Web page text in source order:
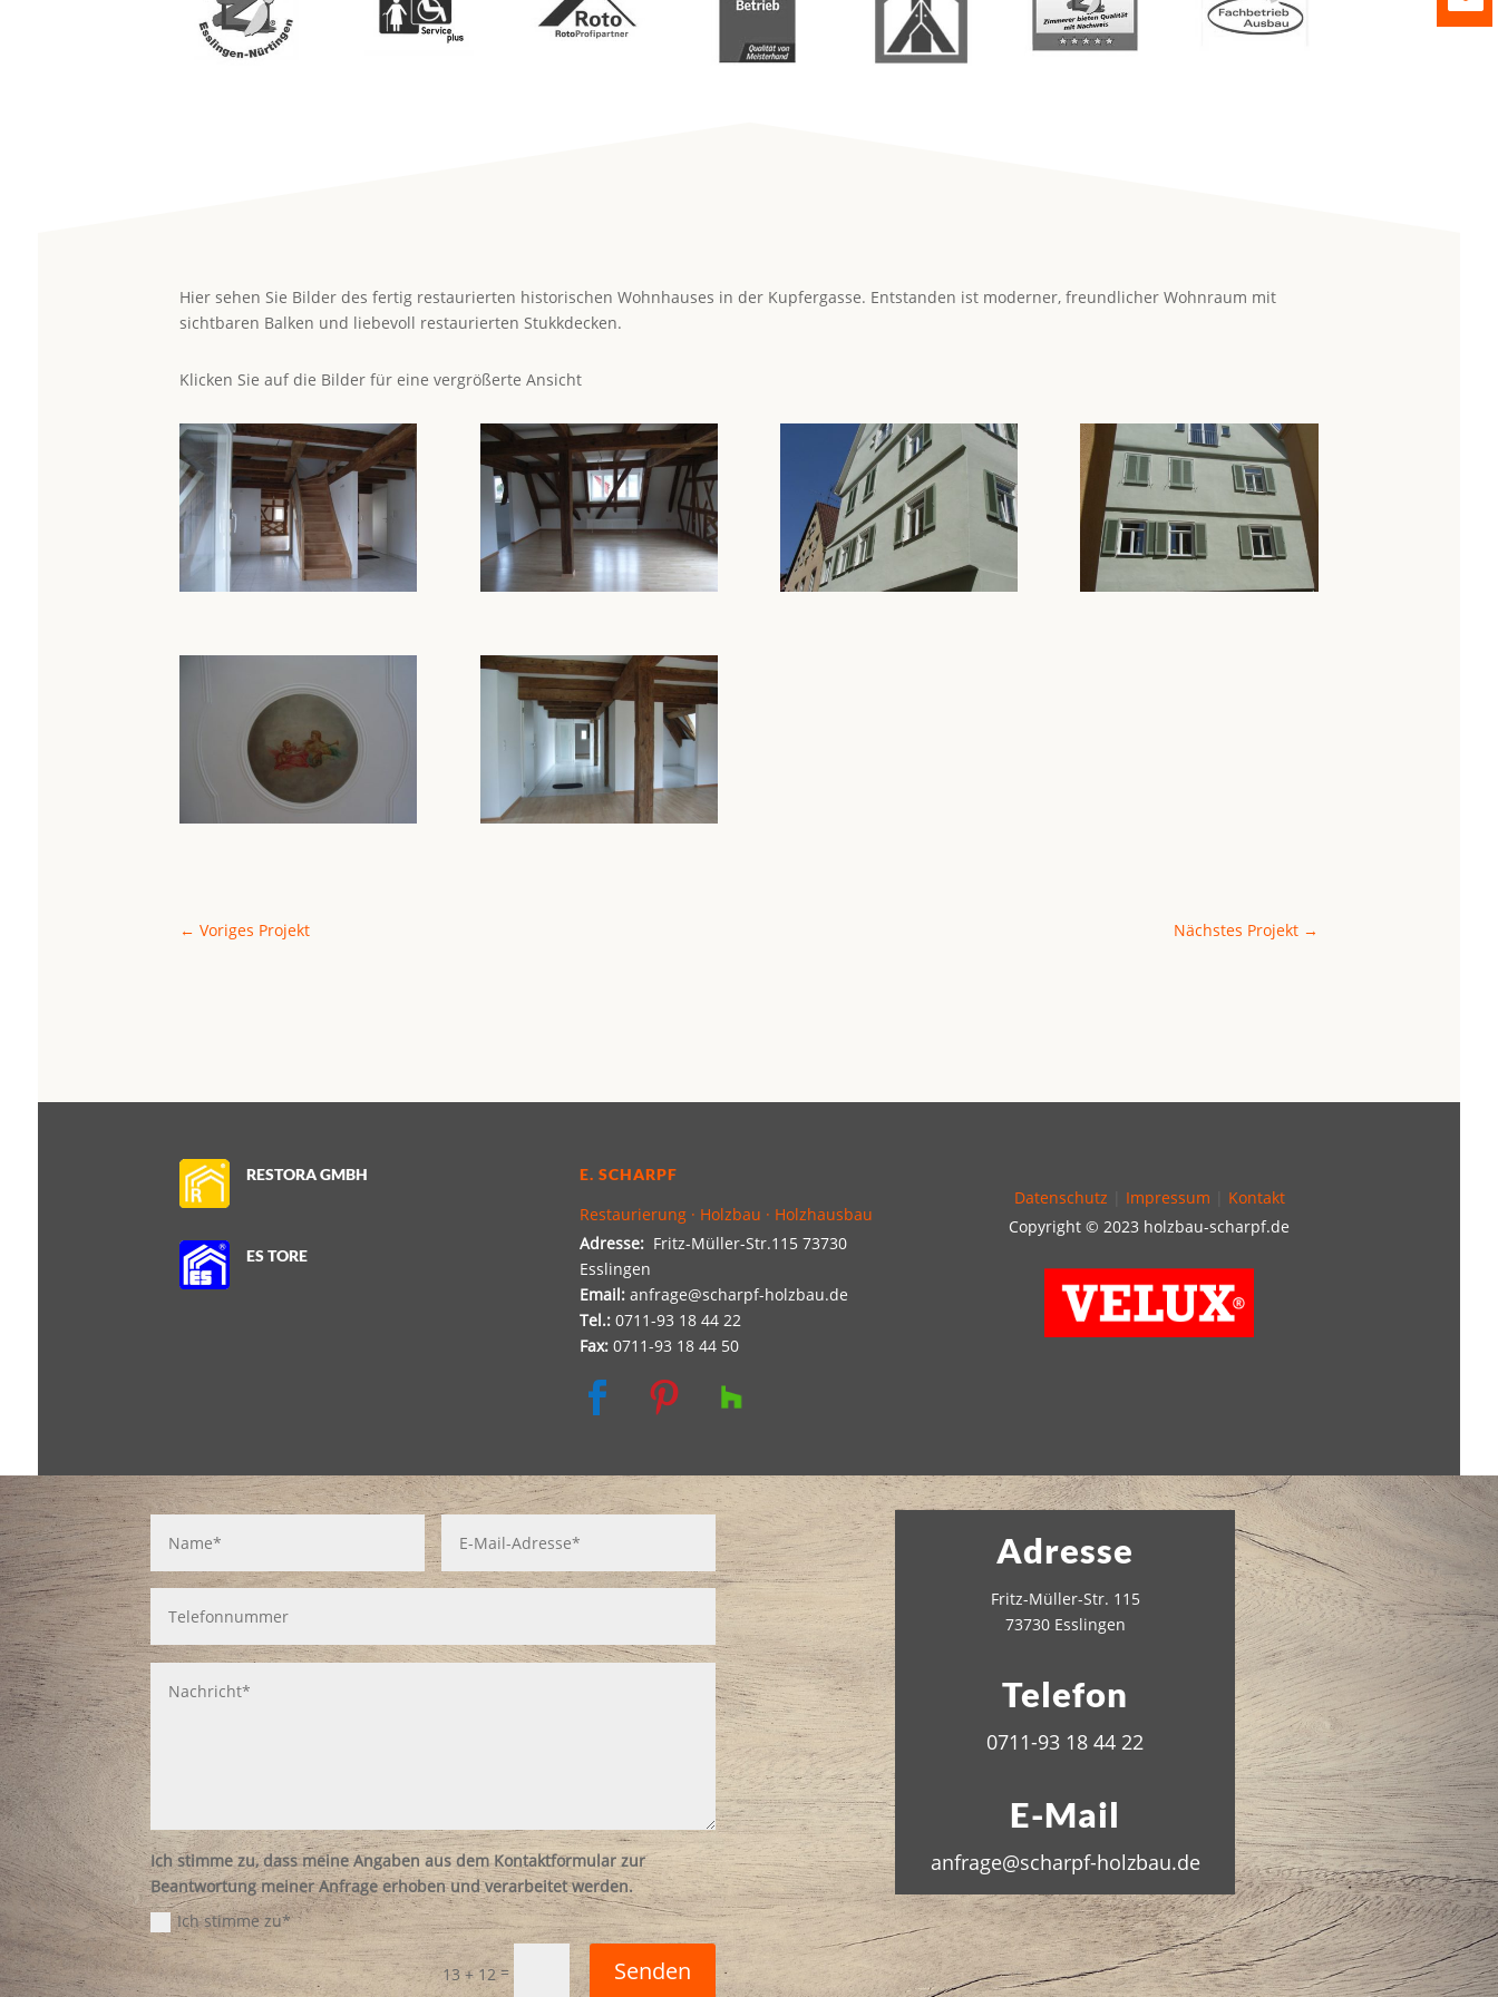
Hier sehen Sie Bilder des fertig restaurierten historischen Wohnhauses in der Kupfergasse. Entstanden ist moderner, freundlicher Wohnraum mit
sichtbaren Balken und liebevoll restaurierten Stukkdecken.
Klicken Sie auf die Bilder für eine vergrößerte Ansicht
←Voriges Projekt Nächstes Projekt→
RESTORA GMBH
ES TORE
E. SCHARPF
Restaurierung · Holzbau · Holzhausbau
Adresse: Fritz-Müller-Str.115 73730
Esslingen
Email: anfrage@scharpf-holzbau.de
Tel.: 0711-93 18 44 22
Fax: 0711-93 18 44 50
 
Datenschutz Impressum
Kontakt
Copyright © 2023 holzbau-scharpf.de
Ich stimme zu, dass meine Angaben aus dem Kontaktformular zur
Beantwortung meiner Anfrage erhoben und verarbeitet werden.
Ich stimme zu*
13 + 12= Senden
Adresse
Fritz-Müller-Str. 115
73730 Esslingen
Telefon
0711-93 18 44 22
E-Mail
anfrage@scharpf-holzbau.de